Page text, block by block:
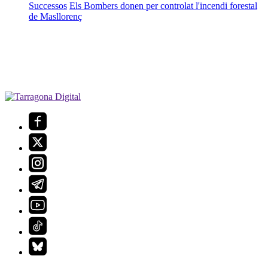
Successos Els Bombers donen per controlat l'incendi forestal
de Masllorenç